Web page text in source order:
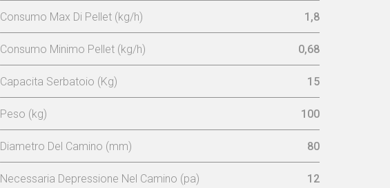
Consumo Max Di Pellet (kg/h) 1,8
Consumo Minimo Pellet (kg/h) 0,68
Capacita Serbatoio (Kg) 15
Peso (kg) 100
Diametro Del Camino (mm) 80
Necessaria Depressione Nel Camino (pa) 12